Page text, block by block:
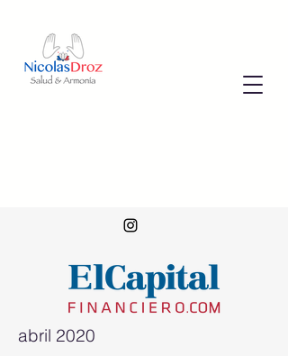
abril 2020